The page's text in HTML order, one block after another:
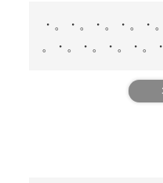
・。・。・。・。・
。・。・。・。・。